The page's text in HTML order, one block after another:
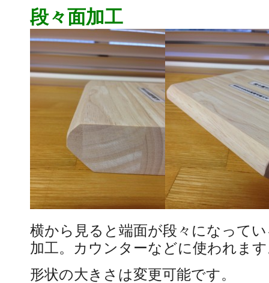
段々面加工
横から見ると端面が段々になって
加工。カウンターなどに使われま
形状の大きさは変更可能です。